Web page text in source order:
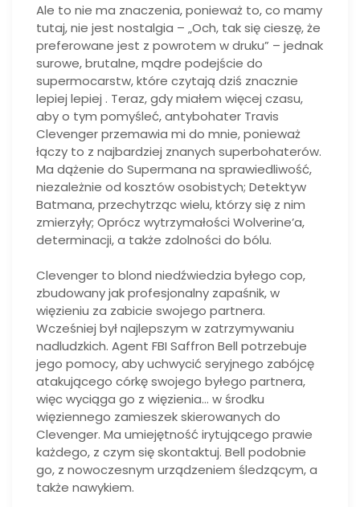
Ale to nie ma znaczenia, ponieważ to, co mamy
tutaj, nie jest nostalgia – „Och, tak się cieszę, że
preferowane jest z powrotem w druku” – jednak
surowe, brutalne, mądre podejście do
supermocarstw, które czytają dziś znacznie
lepiej lepiej . Teraz, gdy miałem więcej czasu,
aby o tym pomyśleć, antybohater Travis
Clevenger przemawia mi do mnie, ponieważ
łączy to z najbardziej znanych superbohaterów.
Ma dążenie do Supermana na sprawiedliwość,
niezależnie od kosztów osobistych; Detektyw
Batmana, przechytrząc wielu, którzy się z nim
zmierzyły; Oprócz wytrzymałości Wolverine’a,
determinacji, a także zdolności do bólu.
Clevenger to blond niedźwiedzia byłego cop,
zbudowany jak profesjonalny zapaśnik, w
więzieniu za zabicie swojego partnera.
Wcześniej był najlepszym w zatrzymywaniu
nadludzkich. Agent FBI Saffron Bell potrzebuje
jego pomocy, aby uchwycić seryjnego zabójcę
atakującego córkę swojego byłego partnera,
więc wyciąga go z więzienia… w środku
więziennego zamieszek skierowanych do
Clevenger. Ma umiejętność irytującego prawie
każdego, z czym się skontaktuj. Bell podobnie
go, z nowoczesnym urządzeniem śledzącym, a
także nawykiem.